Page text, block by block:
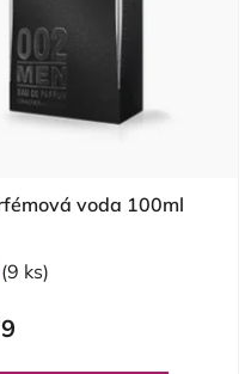
voda 100ml
(9 ks)